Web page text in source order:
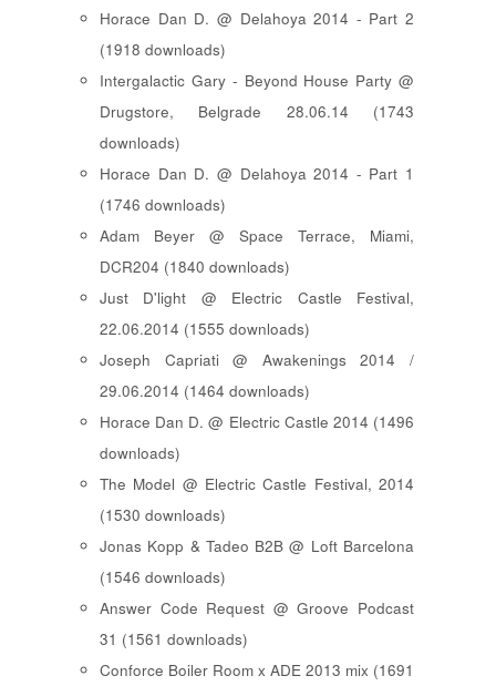
Horace Dan D. @ Delahoya 2014 - Part 2
(1918 downloads)
Intergalactic Gary - Beyond House Party @
Drugstore, Belgrade 28.06.14 (1743
downloads)
Horace Dan D. @ Delahoya 2014 - Part 1
(1746 downloads)
Adam Beyer @ Space Terrace, Miami,
DCR204 (1840 downloads)
Just D'light @ Electric Castle Festival,
22.06.2014 (1555 downloads)
Joseph Capriati @ Awakenings 2014 /
29.06.2014 (1464 downloads)
Horace Dan D. @ Electric Castle 2014 (1496
downloads)
The Model @ Electric Castle Festival, 2014
(1530 downloads)
Jonas Kopp & Tadeo B2B @ Loft Barcelona
(1546 downloads)
Answer Code Request @ Groove Podcast
31 (1561 downloads)
Conforce Boiler Room x ADE 2013 mix (1691